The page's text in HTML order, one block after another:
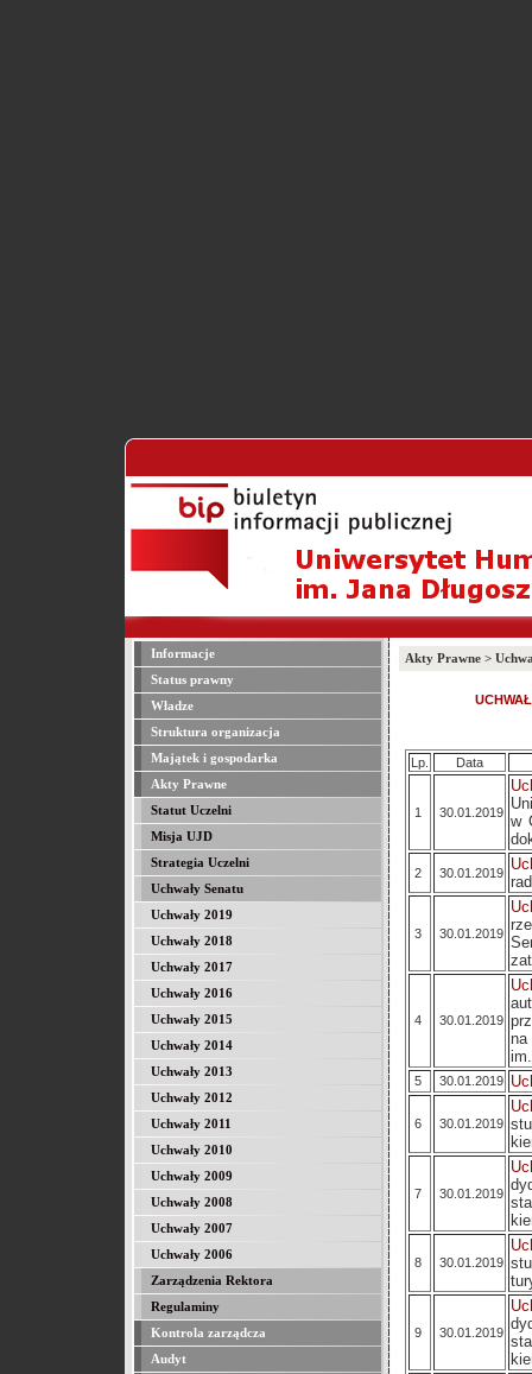
Informacje
Status prawny
Władze
Struktura organizacja
Majątek i gospodarka
Akty Prawne
Statut Uczelni
Misja UJD
Strategia Uczelni
Uchwały Senatu
Uchwały 2019
Uchwały 2018
Uchwały 2017
Uchwały 2016
Uchwały 2015
Uchwały 2014
Uchwały 2013
Uchwały 2012
Uchwały 2011
Uchwały 2010
Uchwały 2009
Uchwały 2008
Uchwały 2007
Uchwały 2006
Zarządzenia Rektora
Regulaminy
Kontrola zarządcza
Audyt
Akty Prawne >
Lp. Data
1 30.01.2019 w
2 30.01.2019
3 30.01.2019
4 30.01.2019
5 30.01.2019
6 30.01.2019
7 30.01.2019
8 30.01.2019
9 30.01.2019